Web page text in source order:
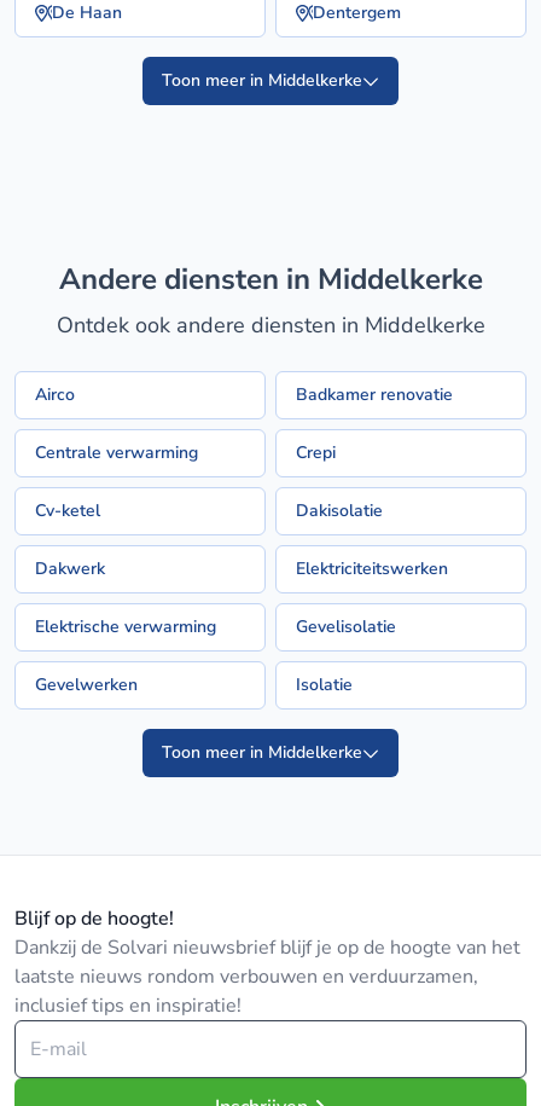
De Haan Dentergem
Toon meer in Middelkerke
Andere diensten in Middelkerke
Ontdek ook andere diensten in Middelkerke
Airco Badkamer renovatie
Centrale verwarming Crepi
Cv-ketel Dakisolatie
Dakwerk Elektriciteitswerken
Elektrische verwarming Gevelisolatie
Gevelwerken Isolatie
Toon meer in Middelkerke
Blijf op de hoogte!
Dankzij de Solvari nieuwsbrief blijf je op de hoogte van het
laatste nieuws rondom verbouwen en verduurzamen,
inclusief tips en inspiratie!